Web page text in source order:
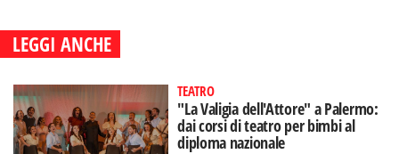
LEGGI ANCHE
TEATRO
"La Valigia dell'Attore" a Palermo:
dai corsi di teatro per bimbi al
diploma nazionale